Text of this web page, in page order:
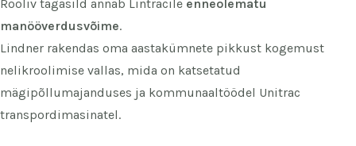
Rooliv tagasild annab Lintracile enneolematu
manööverdusvõime.
Lindner rakendas oma aastakümnete pikkust kogemust
nelikroolimise vallas, mida on katsetatud
mägipõllumajanduses ja kommunaaltöödel Unitrac
transpordimasinatel.